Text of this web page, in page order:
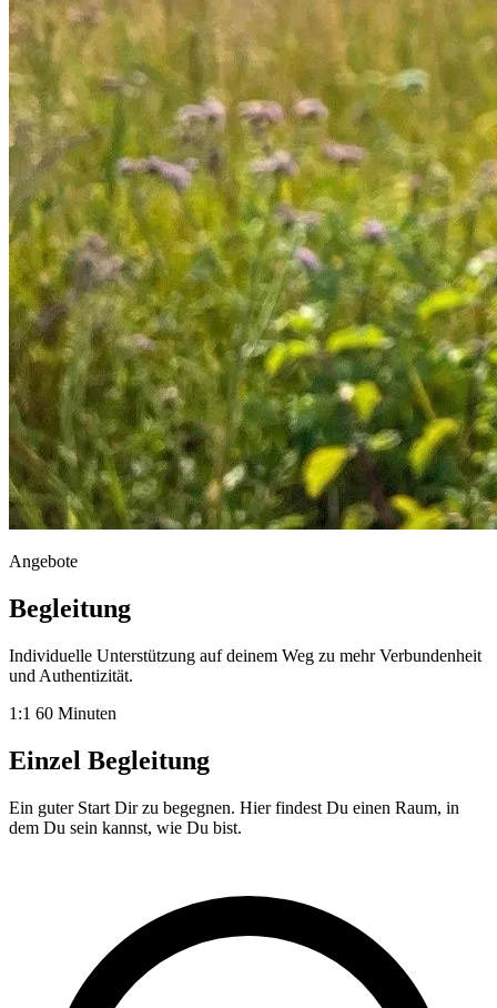
Angebote
Begleitung
Individuelle Unterstützung auf deinem Weg zu mehr Verbundenheit
und Authentizität.
1:1 60 Minuten
Einzel Begleitung
Ein guter Start Dir zu begegnen. Hier findest Du einen Raum, in
dem Du sein kannst, wie Du bist.